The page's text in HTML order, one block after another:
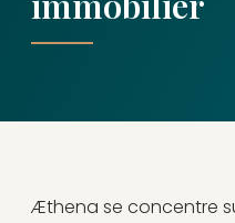
Æthena se concentre